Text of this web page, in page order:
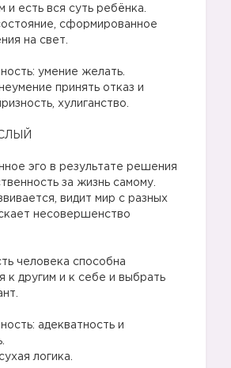
и есть вся суть ребёнка.
сформированное
на свет.
умение желать.⠀
принять отказ и
хулиганство.
эго в результате решения
за жизнь самому.
видит мир с разных
несовершенство
человека способна
к другим и к себе и выбрать
адекватность и
логика.